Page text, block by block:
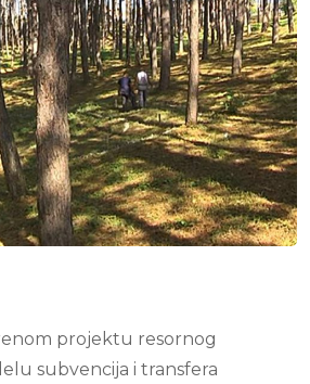
projektu resornog
subvencija i transfera